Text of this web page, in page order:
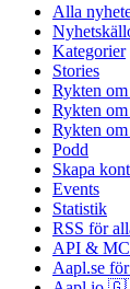
Alla
Kategorier
Stories
Rykten
Rykten
Rykten
Podd
Skapa
Events
Statistik
RSS för
API &
Aapl.se